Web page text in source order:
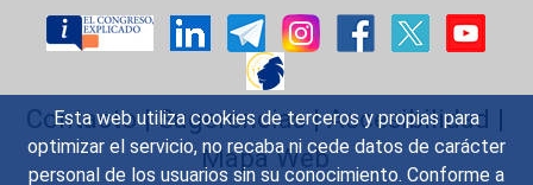
Esta web utiliza cookies de terceros y propias para
optimizar el servicio, no recaba ni cede datos de carácter
personal de los usuarios sin su conocimiento. Conforme a
Contacto|Sugerencias|Accesibilidad |
Mapa Web